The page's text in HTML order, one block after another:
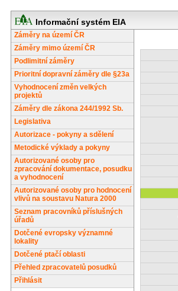
Informační systém EIA
Záměry na území ČR
Záměry mimo území ČR
Podlimitní záměry
Prioritní dopravní záměry dle §23a
Vyhodnocení změn velkých
projektů
Záměry dle zákona 244/1992 Sb.
Legislativa
Autorizace - pokyny a sdělení
Metodické výklady a pokyny
Autorizované osoby pro
zpracování dokumentace, posudku
a vyhodnocení
Autorizované osoby pro hodnocení
vlivů na soustavu Natura 2000
Seznam pracovníků příslušných
úřadů
Dotčené evropsky významné
lokality
Dotčené ptačí oblasti
Přehled zpracovatelů posudků
Přihlásit